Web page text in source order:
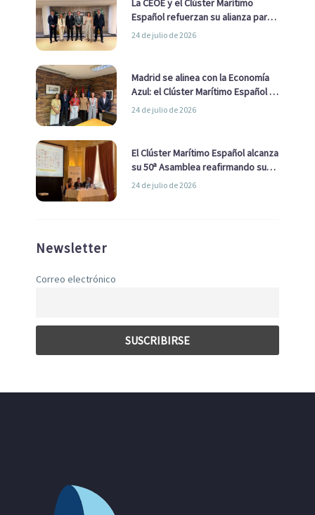
Español refuerzan su alianza para
impulsar una estrategia Nacional
24 de julio de 2026
Madrid se alinea con la Economía
Azul: el Clúster Marítimo Español y
la Real Liga Naval avanzan alianzas
24 de julio de 2026
El Clúster Marítimo Español alcanza
su 50ª Asamblea reafirmando su
liderazgo en la Economía Azul
24 de julio de 2026
Newsletter
Correo electrónico